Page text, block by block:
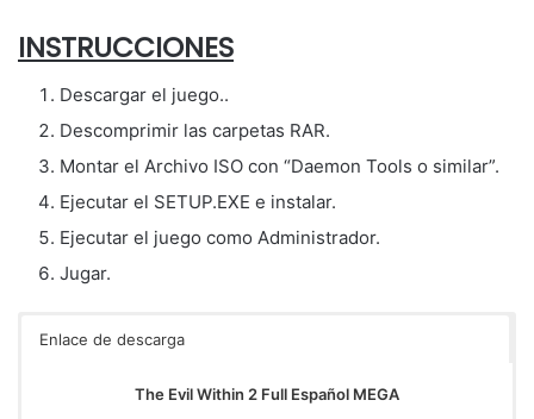
INSTRUCCIONES
Descargar el juego..
Descomprimir las carpetas RAR.
Montar el Archivo ISO con “Daemon Tools o similar”.
Ejecutar el SETUP.EXE e instalar.
Ejecutar el juego como Administrador.
Jugar.
Enlace de descarga
The Evil Within 2 Full Español MEGA